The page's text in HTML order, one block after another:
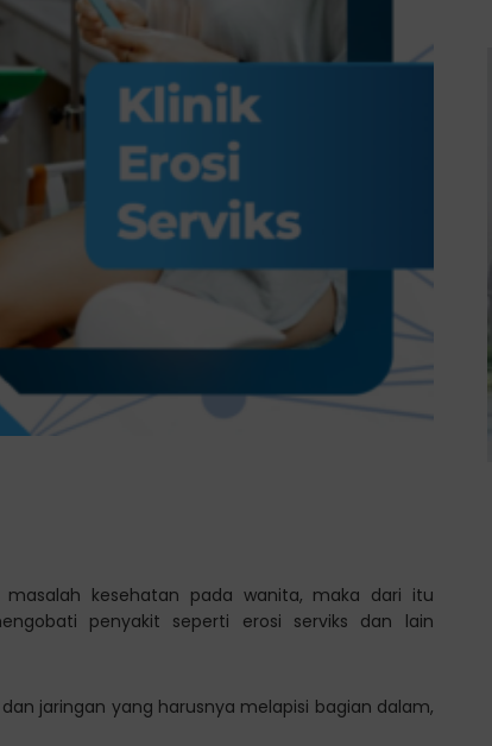
kesehatan pada wanita, maka dari itu
penyakit seperti erosi serviks dan lain
jaringan yang harusnya melapisi bagian dalam,